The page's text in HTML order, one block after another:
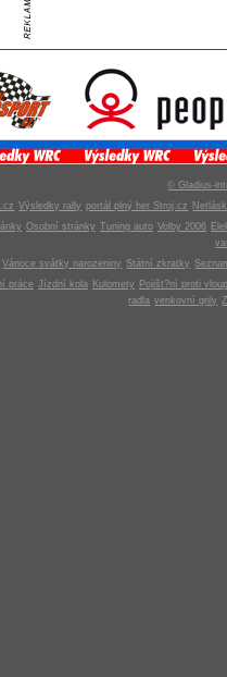
© Gladius-
Výsledky rally portál plný her Stroj.cz
Osobní stránky Tuning auto Volby 2006
Vánoce svátky narozeniny Státní zkratky
práce Jízdní kola Kulomety
Pojišt?ní proti
radla venkovní grily